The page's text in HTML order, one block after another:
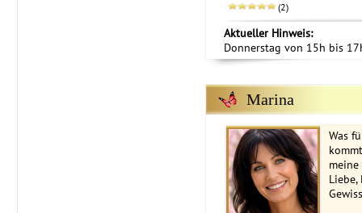
(2)
Aktueller Hinweis:
Donnerstag von 15h bis
Marina
Was
Liebe,